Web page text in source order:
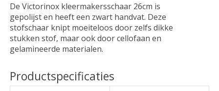
De Victorinox kleermakersschaar 26cm is
gepolijst en heeft een zwart handvat. Deze
stofschaar knipt moeiteloos door zelfs dikke
stukken stof, maar ook door cellofaan en
gelamineerde materialen.
Productspecificaties